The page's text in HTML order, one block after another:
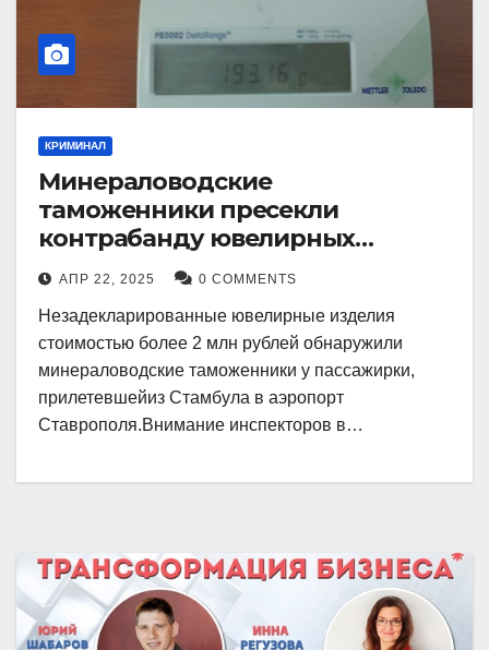
КРИМИНАЛ
Минераловодские
таможенники пресекли
контрабанду ювелирных
изделий на 2 млн рублей
АПР 22, 2025 0 COMMENTS
Незадекларированные ювелирные изделия
стоимостью более 2 млн рублей обнаружили
минераловодские таможенники у пассажирки,
прилетевшейиз Стамбула в аэропорт
Ставрополя.Внимание инспекторов в…